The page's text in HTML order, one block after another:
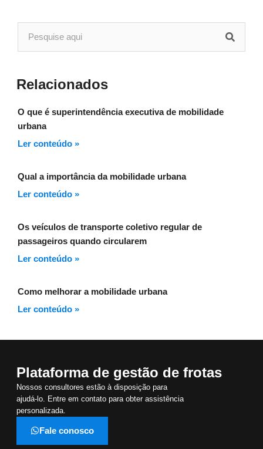
Relacionados
O que é superintendência executiva de mobilidade
urbana
Ler conteúdo »
Qual a importância da mobilidade urbana
Ler conteúdo »
Os veículos de transporte coletivo regular de
passageiros quando circularem
Ler conteúdo »
Como melhorar a mobilidade urbana
Ler conteúdo »
Plataforma de gestão de frotas
Nossos consultores estão à disposição para
ajudá-lo. Entre em contato para obter assistência
personalizada.
Fale conosco